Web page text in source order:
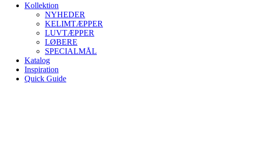
Kollektion
NYHEDER
KELIMTÆPPER
LUVTÆPPER
LØBERE
SPECIALMÅL
Katalog
Inspiration
Quick Guide